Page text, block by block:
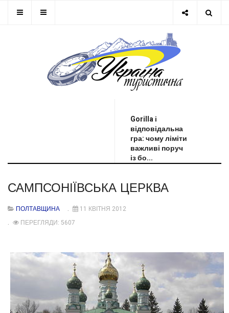
Gorilla і
відповідальна
гра: чому ліміти
важливі поруч
із бо...
САМПСОНІЇВСЬКА ЦЕРКВА
ПОЛТАВЩИНА
11 КВІТНЯ 2012
ПЕРЕГЛЯДИ: 5607